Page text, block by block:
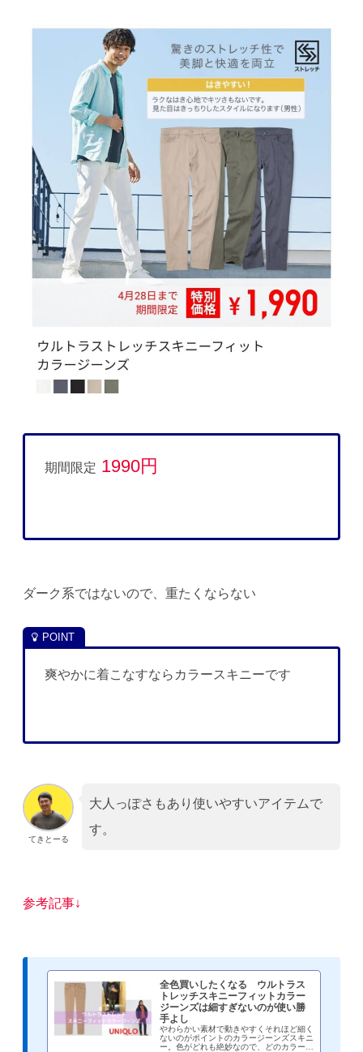
期間限定 1990円
ダーク系ではないので、重たくならない
爽やかに着こなすならカラースキニーです
てきとーる
大人っぽさもあり使いやすいアイテムで
す。
参考記事↓
全色買いしたくなる ウルトラス
トレッチスキニーフィットカラー
ジーンズは細すぎないのが使い勝
手よし
やわらかい素材で動きやすくそれほど細く
ないのがポイントのカラージーンズスキニ
ー。色がどれも絶妙なので、どのカラーを